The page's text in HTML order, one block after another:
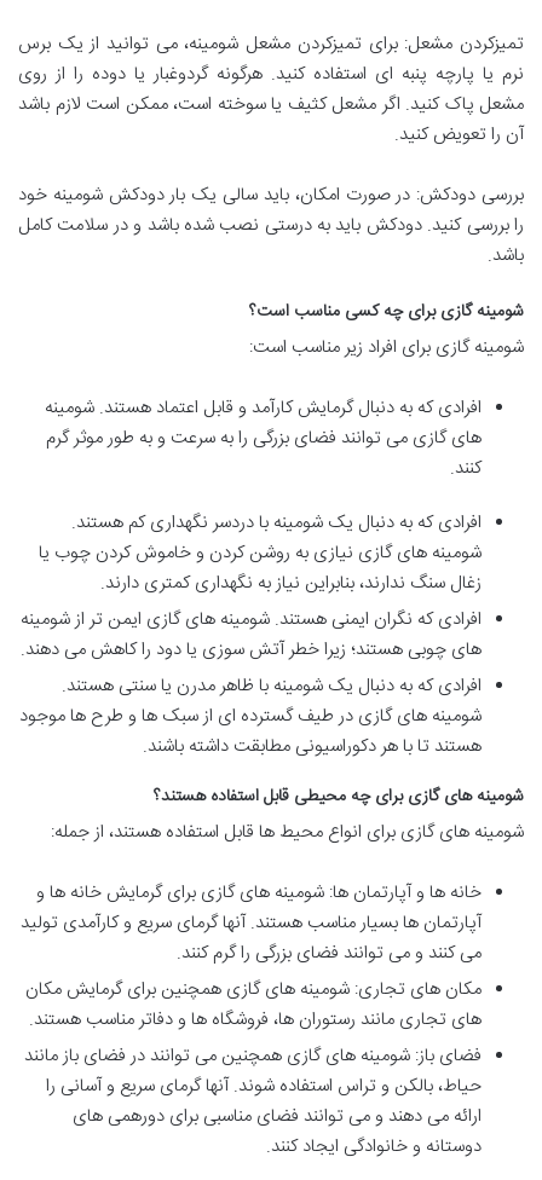
تمیزکردن مشعل: برای تمیزکردن مشعل شومینه، می توانید از یک برس
نرم یا پارچه پنبه ای استفاده کنید. هرگونه گردوغبار یا دوده را از روی
مشعل پاک کنید. اگر مشعل کثیف یا سوخته است، ممکن است لازم باشد
آن را تعویض کنید.
بررسی دودکش: در صورت امکان، باید سالی یک بار دودکش شومینه خود
را بررسی کنید. دودکش باید به درستی نصب شده باشد و در سلامت کامل
باشد.
شومینه گازی برای چه کسی مناسب است؟
شومینه گازی برای افراد زیر مناسب است:
افرادی که به دنبال گرمایش کارآمد و قابل اعتماد هستند. شومینه
های گازی می توانند فضای بزرگی را به سرعت و به طور موثر گرم
کنند.
افرادی که به دنبال یک شومینه با دردسر نگهداری کم هستند.
شومینه های گازی نیازی به روشن کردن و خاموش کردن چوب یا
زغال سنگ ندارند، بنابراین نیاز به نگهداری کمتری دارند.
افرادی که نگران ایمنی هستند. شومینه های گازی ایمن تر از شومینه
های چوبی هستند؛ زیرا خطر آتش سوزی یا دود را کاهش می دهند.
افرادی که به دنبال یک شومینه با ظاهر مدرن یا سنتی هستند.
شومینه های گازی در طیف گسترده ای از سبک ها و طرح ها موجود
هستند تا با هر دکوراسیونی مطابقت داشته باشند.
شومینه های گازی برای چه محیطی قابل استفاده هستند؟
شومینه های گازی برای انواع محیط ها قابل استفاده هستند، از جمله:
خانه ها و آپارتمان ها: شومینه های گازی برای گرمایش خانه ها و
آپارتمان ها بسیار مناسب هستند. آنها گرمای سریع و کارآمدی تولید
می کنند و می توانند فضای بزرگی را گرم کنند.
مکان های تجاری: شومینه های گازی همچنین برای گرمایش مکان
های تجاری مانند رستوران ها، فروشگاه ها و دفاتر مناسب هستند.
فضای باز: شومینه های گازی همچنین می توانند در فضای باز مانند
حیاط، بالکن و تراس استفاده شوند. آنها گرمای سریع و آسانی را
ارائه می دهند و می توانند فضای مناسبی برای دورهمی های
دوستانه و خانوادگی ایجاد کنند.